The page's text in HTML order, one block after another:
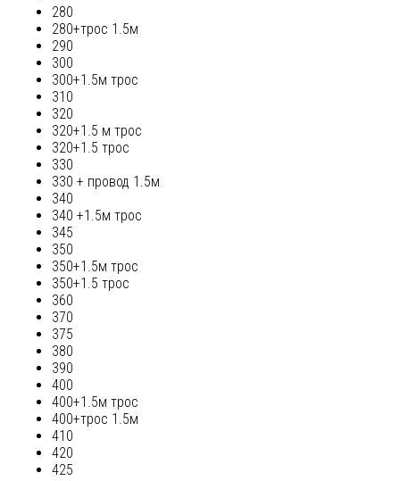
280
280+трос 1.5м
290
300
300+1.5м трос
310
320
320+1.5 м трос
320+1.5 трос
330
330 + провод 1.5м
340
340 +1.5м трос
345
350
350+1.5м трос
350+1.5 трос
360
370
375
380
390
400
400+1.5м трос
400+трос 1.5м
410
420
425